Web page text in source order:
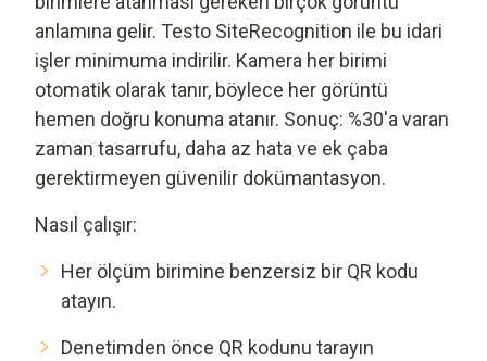
anlamına gelir. Testo SiteRecognition ile bu idari
işler minimuma indirilir. Kamera her birimi
otomatik olarak tanır, böylece her görüntü
hemen doğru konuma atanır. Sonuç: %30'a varan
zaman tasarrufu, daha az hata ve ek çaba
gerektirmeyen güvenilir dokümantasyon.
Nasıl çalışır:
Her ölçüm birimine benzersiz bir QR kodu
atayın.
Denetimden önce QR kodunu tarayın